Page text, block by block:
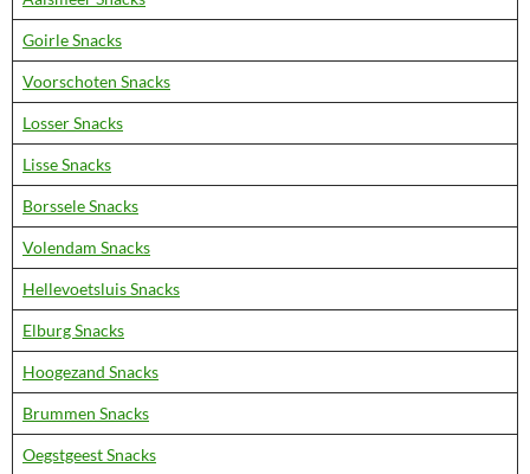
Goirle Snacks
Voorschoten Snacks
Losser Snacks
Lisse Snacks
Borssele Snacks
Volendam Snacks
Hellevoetsluis Snacks
Elburg Snacks
Hoogezand Snacks
Brummen Snacks
Oegstgeest Snacks